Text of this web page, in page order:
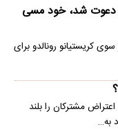
دعوت شد، خود مسی
کریستیانو رونالدو برای
مشترکان را بلند
به…